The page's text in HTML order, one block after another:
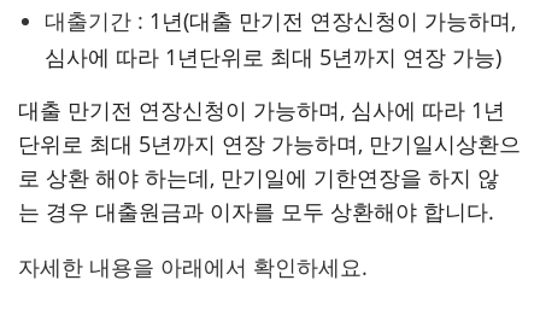
대출기간 : 1년(대출 만기전 연장신청이 가능하며,
심사에 따라 1년단위로 최대 5년까지 연장 가능)
대출 만기전 연장신청이 가능하며, 심사에 따라 1년
단위로 최대 5년까지 연장 가능하며, 만기일시상환으
로 상환 해야 하는데, 만기일에 기한연장을 하지 않
는 경우 대출원금과 이자를 모두 상환해야 합니다.
자세한 내용을 아래에서 확인하세요.